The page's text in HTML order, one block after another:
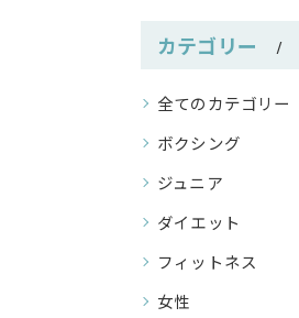
カテゴリー
全てのカテゴリー
ボクシング
ジュニア
ダイエット
フィットネス
女性